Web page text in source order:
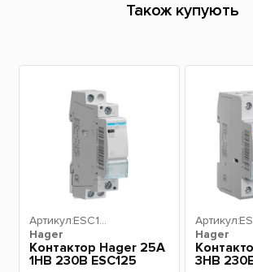
Також купують
Hager
Артикул:ESC12
Контактор Hager 25A
1НВ 230В ESC125
Hager
Артикул:
3НВ